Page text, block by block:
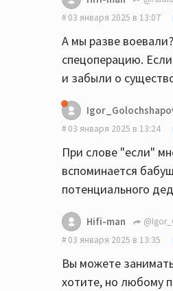
03 января 2025 в 13:07
А мы разве
спецоперацию.
и забыли о
03 января 2025 в 13:24
При слове "если"
вспоминается
потенциального
Hifi-man
03 января 2025 в 13:35
Вы можете
хотите, но любому